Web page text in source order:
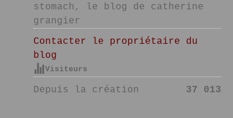
Contacter le propriétaire du
blog
Visiteurs
Depuis la création 37 013